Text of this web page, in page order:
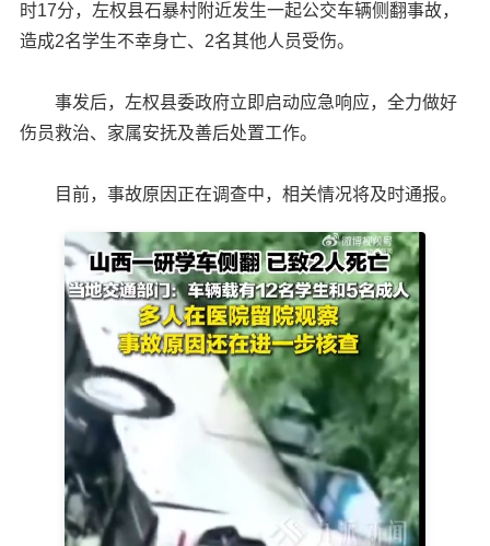
时17分，左权县石暴村附近发生一起公交车辆侧翻事故，
造成2名学生不幸身亡、2名其他人员受伤。
事发后，左权县委政府立即启动应急响应，全力做好
伤员救治、家属安抚及善后处置工作。
目前，事故原因正在调查中，相关情况将及时通报。